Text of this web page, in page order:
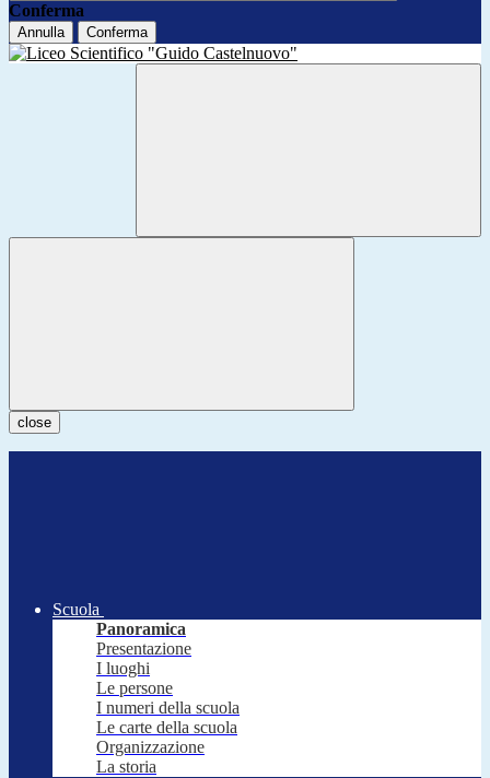
Conferma
Annulla Conferma
close
Scuola
Panoramica
Presentazione
I luoghi
Le persone
I numeri della scuola
Le carte della scuola
Organizzazione
La storia